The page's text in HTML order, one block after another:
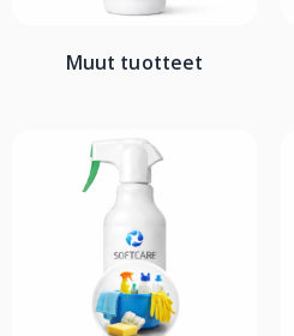
Muut tuotteet